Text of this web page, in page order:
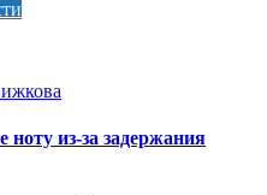
из-за задержания